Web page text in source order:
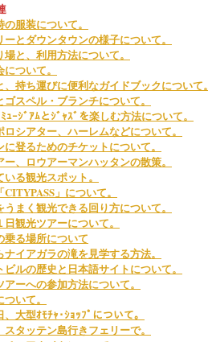
服装について。
とダウンタウンの様子について。
と、利用方法について。
ついて。
持ち運びに便利なガイドブックについて。
スペル・ブランチについて。
ｭｰｼﾞｱﾑとｼﾞｬｽﾞを楽しむ方法について。
シアター、ハーレムなどについて。
登るためのチケットについて。
、ロウアーマンハッタンの散策。
る観光スポット。
」について。
まく観光できる回り方について。
観光ツアーについて。
乗る場所について
イアガラの滝を見学する方法。
ルの歴史と日本語サイトについて。
ーへの参加方法について。
いて。
大型ｵﾓﾁｬ･ｼｮｯﾌﾟについて。
タッテン島行きフェリーで。